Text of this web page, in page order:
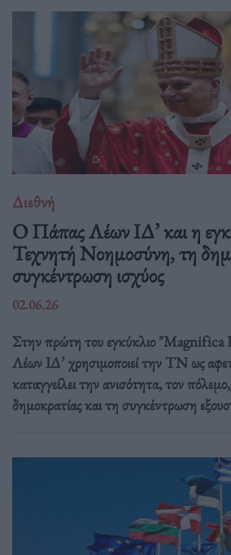
Διεθνή
Ο Πάπας Λέων ΙΔ’ και η
Τεχνητή Νοημοσύνη, τη
συγκέντρωση ισχύος
02.06.26
Στην πρώτη του εγκύκλιο
Λέων ΙΔ’ χρησιμοποιεί την ΤΝ ως
καταγγείλει την ανισότητα, τον
δημοκρατίας και τη συγκέντρωση